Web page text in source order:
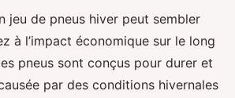
jeu de pneus hiver peut sembler
à l’impact économique sur le long
pneus sont conçus pour durer et
par des conditions hivernales